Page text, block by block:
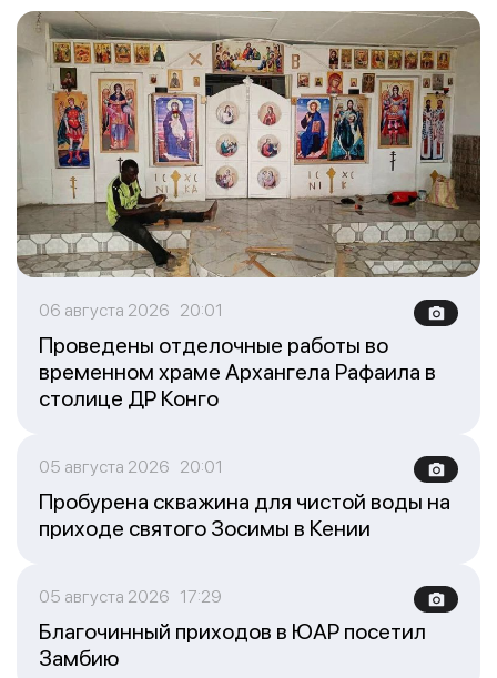
06 августа 2026 20:01
Проведены отделочные работы во
временном храме Архангела Рафаила в
столице ДР Конго
05 августа 2026 20:01
Пробурена скважина для чистой воды на
приходе святого Зосимы в Кении
05 августа 2026 17:29
Благочинный приходов в ЮАР посетил
Замбию